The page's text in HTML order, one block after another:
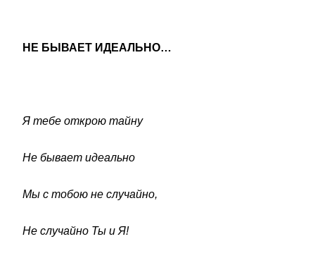
НЕ БЫВАЕТ ИДЕАЛЬНО…
Я тебе открою тайну
Не бывает идеально
Мы с тобою не случайно,
Не случайно Ты и Я!